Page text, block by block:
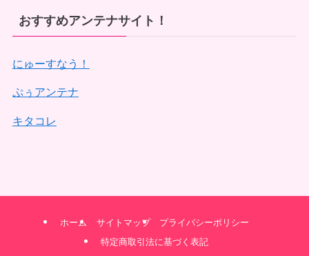
おすすめアンテナサイト！
にゅーすなう！
ぷぅアンテナ
キタコレ
ホーム サイトマップ
プライバシーポリシー
特定商取引法に基づく表記